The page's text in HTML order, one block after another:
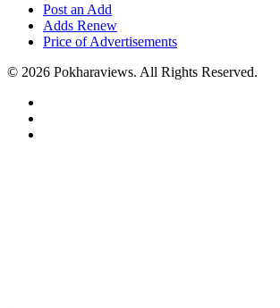
Post an Add
Adds Renew
Price of Advertisements
© 2026 Pokharaviews. All Rights Reserved.